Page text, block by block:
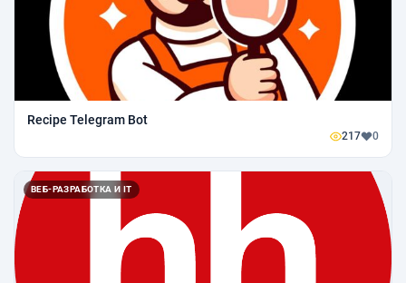
Recipe Telegram Bot
217 0
ВЕБ-РАЗРАБОТКА И IT